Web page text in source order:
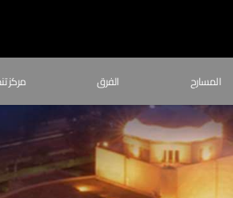
المسارح الفرق مركز